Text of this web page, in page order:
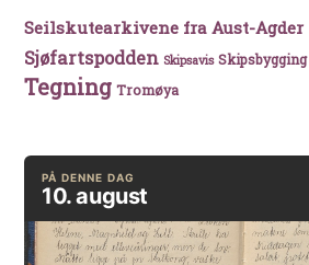
Seilskutearkivene fra Aust-Agder
Sjøfartspodden Skipsavis Skipsbygging
Tegning Tromøya